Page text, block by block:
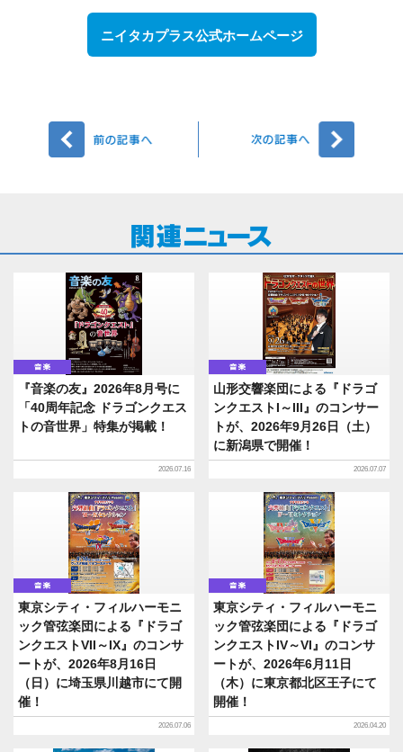
ニイタカプラス公式ホームページ
音楽
『音楽の友』2026年8月号に
「40周年記念 ドラゴンクエス
トの音世界」特集が掲載！
2026.07.16
音楽
山形交響楽団による『ドラゴ
ンクエストI～III』のコンサー
トが、2026年9月26日（土）
に新潟県で開催！
2026.07.07
音楽
東京シティ・フィルハーモニ
ック管弦楽団による『ドラゴ
ンクエストVII～IX』のコンサ
ートが、2026年8月16日
（日）に埼玉県川越市にて開
催！
2026.07.06
音楽
東京シティ・フィルハーモニ
ック管弦楽団による『ドラゴ
ンクエストIV～VI』のコンサ
ートが、2026年6月11日
（木）に東京都北区王子にて
開催！
2026.04.20